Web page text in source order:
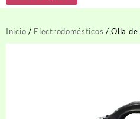
Inicio / Electrodomésticos / Olla de